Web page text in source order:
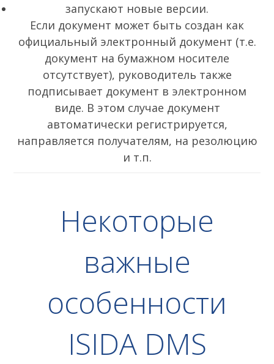
запускают новые версии.
Если документ может быть создан как
официальный электронный документ (т.е.
документ на бумажном носителе
отсутствует), руководитель также
подписывает документ в электронном
виде. В этом случае документ
автоматически регистрируется,
направляется получателям, на резолюцию
и т.п.
Некоторые
важные
особенности
ISIDA DMS